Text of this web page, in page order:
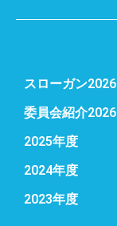
スローガン2026
委員会紹介2026
2025年度
2024年度
2023年度